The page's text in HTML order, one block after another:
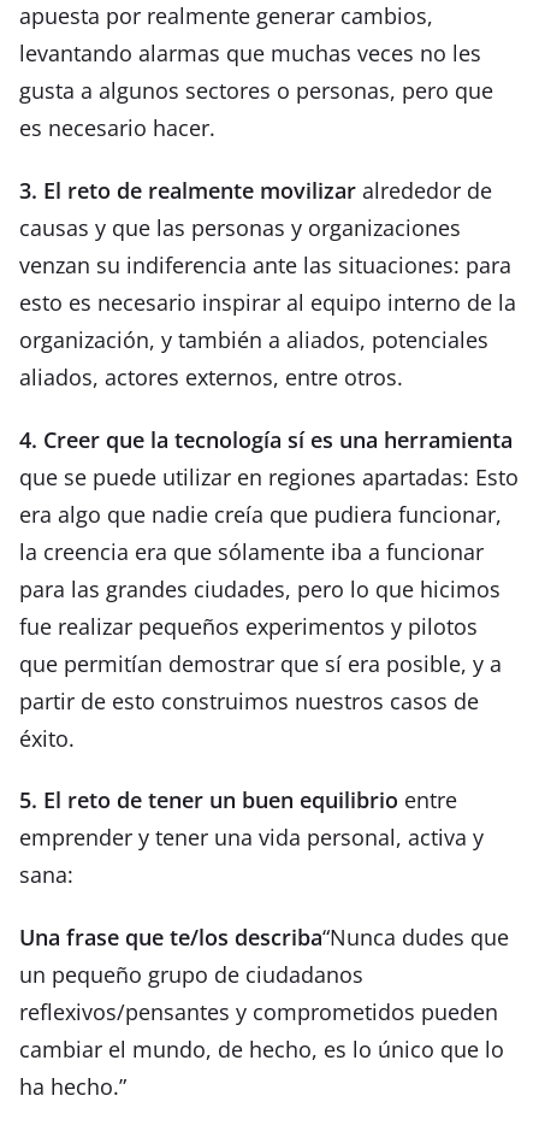
apuesta por realmente generar cambios,
levantando alarmas que muchas veces no les
gusta a algunos sectores o personas, pero que
es necesario hacer.
3. El reto de realmente movilizar alrededor de
causas y que las personas y organizaciones
venzan su indiferencia ante las situaciones: para
esto es necesario inspirar al equipo interno de la
organización, y también a aliados, potenciales
aliados, actores externos, entre otros.
4. Creer que la tecnología sí es una herramienta
que se puede utilizar en regiones apartadas: Esto
era algo que nadie creía que pudiera funcionar,
la creencia era que sólamente iba a funcionar
para las grandes ciudades, pero lo que hicimos
fue realizar pequeños experimentos y pilotos
que permitían demostrar que sí era posible, y a
partir de esto construimos nuestros casos de
éxito.
5. El reto de tener un buen equilibrio entre
emprender y tener una vida personal, activa y
sana:
Una frase que te/los describa“Nunca dudes que
un pequeño grupo de ciudadanos
reflexivos/pensantes y comprometidos pueden
cambiar el mundo, de hecho, es lo único que lo
ha hecho.”